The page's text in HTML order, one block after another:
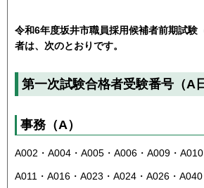
令和6年度坂井市職員採用候補者前期試験
者は、次のとおりです。
第一次試験合格者受験番号（A
事務（A）
A002・A004・A005・A006・A009・A010
A011・A016・A023・A024・A026・A040